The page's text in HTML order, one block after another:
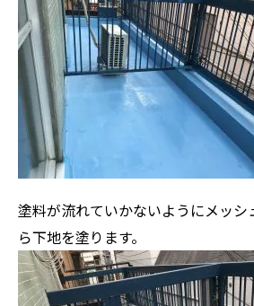
塗料が流れていかないようにメッシ
ら下地を塗ります。